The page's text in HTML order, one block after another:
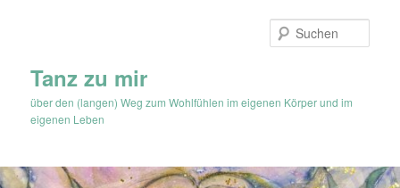
Tanz zu mir
über den (langen) Weg zum Wohlfühlen im eigenen Körper und im
eigenen Leben